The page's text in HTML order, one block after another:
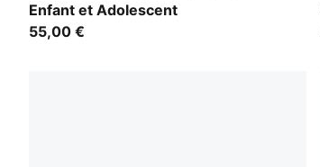
Enfant et Adolescent
55,00 €